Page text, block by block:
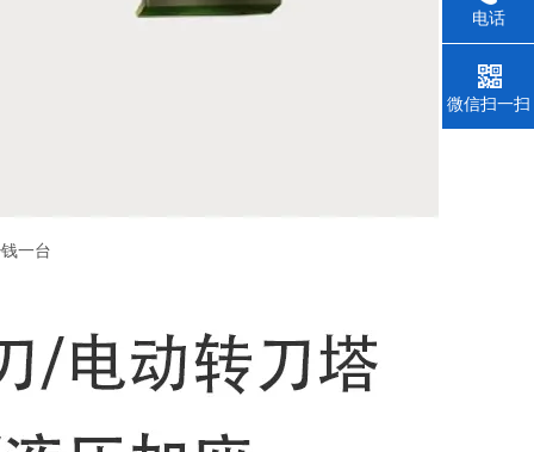
电话
微信扫一扫